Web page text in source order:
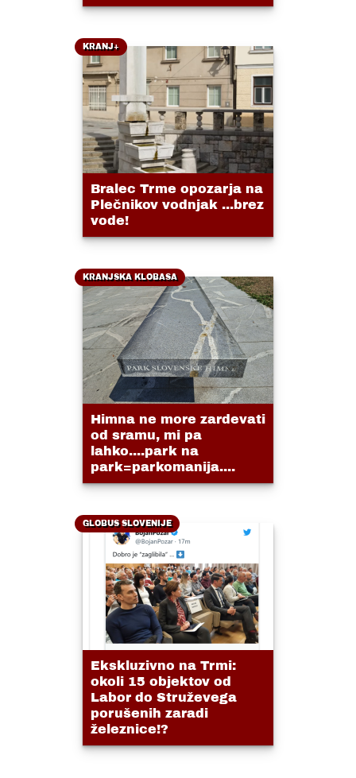
KRANJ+
Bralec Trme opozarja na
Plečnikov vodnjak ...brez
vode!
KRANJSKA KLOBASA
Himna ne more zardevati
od sramu, mi pa
lahko....park na
park=parkomanija....
GLOBUS SLOVENIJE
Ekskluzivno na Trmi:
okoli 15 objektov od
Labor do Struževega
porušenih zaradi
železnice!?